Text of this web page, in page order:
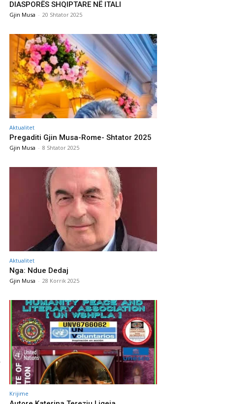
DIASPORËS SHQIPTARE NË ITALI
Gjin Musa - 20 Shtator 2025
Aktualitet
Pregaditi Gjin Musa-Rome- Shtator 2025
Gjin Musa - 8 Shtator 2025
Aktualitet
Nga: Ndue Dedaj
Gjin Musa - 28 Korrik 2025
Krijime